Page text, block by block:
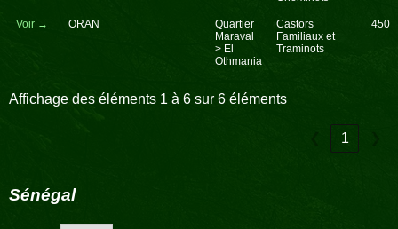
Voir → ORAN
Quartier
Maraval
> El
Othmania
Castors
Familiaux et
Traminots
450
Affichage des éléments 1 à 6 sur 6 éléments
1
Sénégal